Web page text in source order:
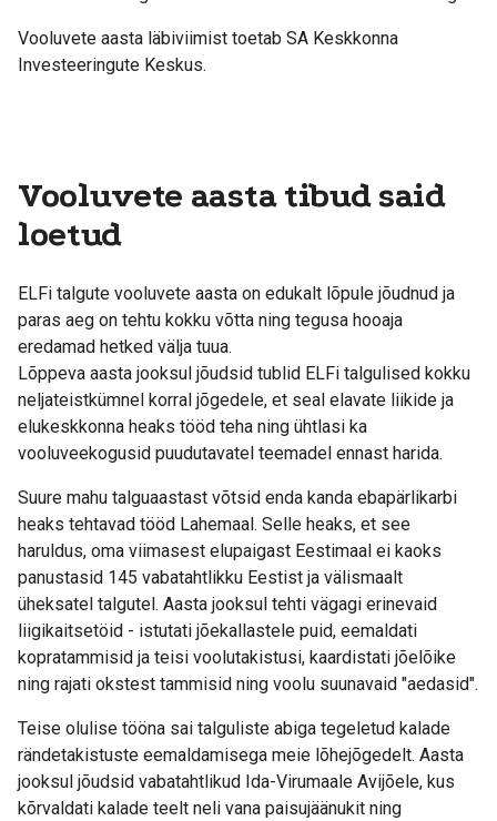
Vooluvete aasta läbiviimist toetab SA Keskkonna
Investeeringute Keskus.
Vooluvete aasta tibud said
loetud
ELFi talgute vooluvete aasta on edukalt lõpule jõudnud ja
paras aeg on tehtu kokku võtta ning tegusa hooaja
eredamad hetked välja tuua.
Lõppeva aasta jooksul jõudsid tublid ELFi talgulised kokku
neljateistkümnel korral jõgedele, et seal elavate liikide ja
elukeskkonna heaks tööd teha ning ühtlasi ka
vooluveekogusid puudutavatel teemadel ennast harida.
Suure mahu talguaastast võtsid enda kanda ebapärlikarbi
heaks tehtavad tööd Lahemaal. Selle heaks, et see
haruldus, oma viimasest elupaigast Eestimaal ei kaoks
panustasid 145 vabatahtlikku Eestist ja välismaalt
üheksatel talgutel. Aasta jooksul tehti vägagi erinevaid
liigikaitsetöid - istutati jõekallastele puid, eemaldati
kopratammisid ja teisi voolutakistusi, kaardistati jõelõike
ning rajati okstest tammisid ning voolu suunavaid "aedasid".
Teise olulise tööna sai talguliste abiga tegeletud kalade
rändetakistuste eemaldamisega meie lõhejõgedelt. Aasta
jooksul jõudsid vabatahtlikud Ida-Virumaale Avijõele, kus
kõrvaldati kalade teelt neli vana paisujäänukit ning